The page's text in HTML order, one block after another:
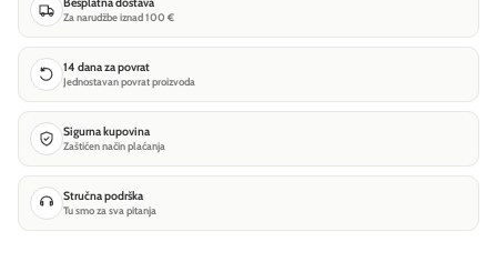
Za narudžbe iznad 100 €
14 dana za povrat
Jednostavan povrat proizvoda
Sigurna kupovina
Zaštićen način plaćanja
Stručna podrška
Tu smo za sva pitanja